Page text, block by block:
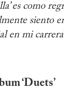
es como
siento
en mi carrera
‘Duets’